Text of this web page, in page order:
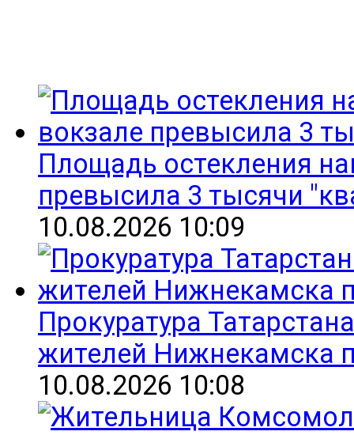
Площадь остекления
превысила 3 тысячи
10.08.2026 10:09
Прокуратура
жителей Нижнекамска
10.08.2026 10:08